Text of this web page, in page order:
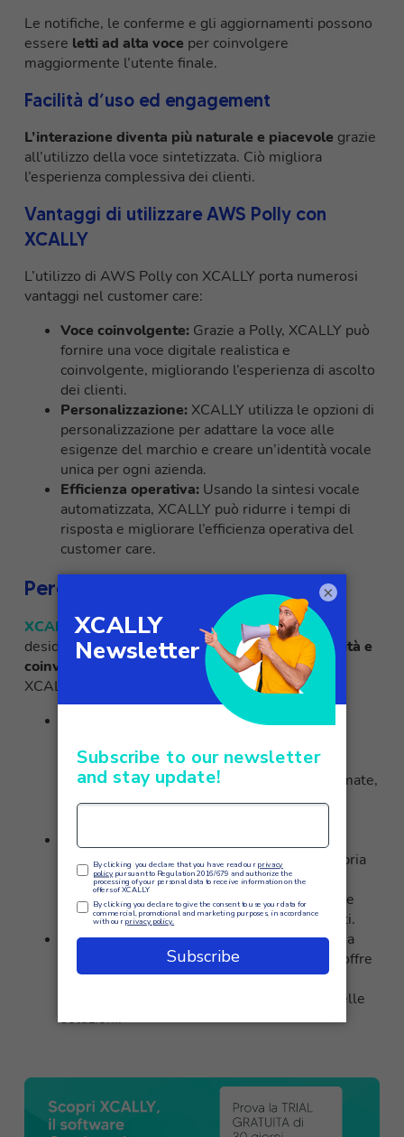
Le notifiche, le conferme e gli aggiornamenti possono
essere letti ad alta voce per coinvolgere
maggiormente l’utente finale.
Facilità d’uso ed engagement
L’interazione diventa più naturale e piacevole grazie
all’utilizzo della voce sintetizzata. Ciò migliora
l’esperienza complessiva dei clienti.
Vantaggi di utilizzare AWS Polly con
XCALLY
L’utilizzo di AWS Polly con XCALLY porta numerosi
vantaggi nel customer care:
Voce coinvolgente: Grazie a Polly, XCALLY può
fornire una voce digitale realistica e
coinvolgente, migliorando l’esperienza di ascolto
dei clienti.
Personalizzazione: XCALLY utilizza le opzioni di
personalizzazione per adattare la voce alle
esigenze del marchio e creare un’identità vocale
unica per ogni azienda.
Efficienza operativa: Usando la sintesi vocale
automatizzata, XCALLY può ridurre i tempi di
risposta e migliorare l’efficienza operativa del
customer care.
Perché scegliere XCALLY
XCALLYè la scelta ideale per le aziende che
desideranooffrire un customer care di alta qualità e
coinvolgente
. Ecco alcune ragioni per scegliere
XCALLY:
XCALLY offre una
personalizzabileper il customer care,
integrando funzionalità di routing delle chiamate,
gestione dei ticket, monitoraggio delle
Integrazione con AWS Polly:
XCALLY ha
integrato nativamente AWS Polly nella propria
piattaforma, consentendo alle aziende di
sfruttare facilmente le potenzialità della voce
digitale per migliorare l’esperienza dei clienti.
Esperienza e supporto:XCALLY ha un’ampia
esperienza nel settore del customer care e offre
unsupporto dedicatoper garantire
un’implementazione e un utilizzo ottimali delle
soluzioni.
×